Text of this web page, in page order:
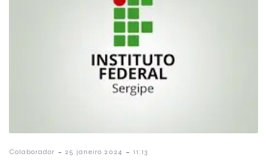
Colaborador - 25 janeiro 2024 - 11:13